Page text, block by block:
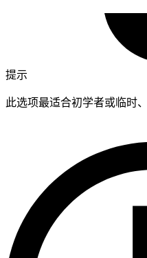
提示
此选项最适合初学者或临时